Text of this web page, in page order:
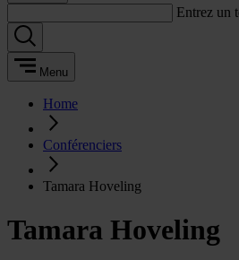
Entrez un
Menu
Home
Conférenciers
Tamara Hoveling
Tamara Hoveling